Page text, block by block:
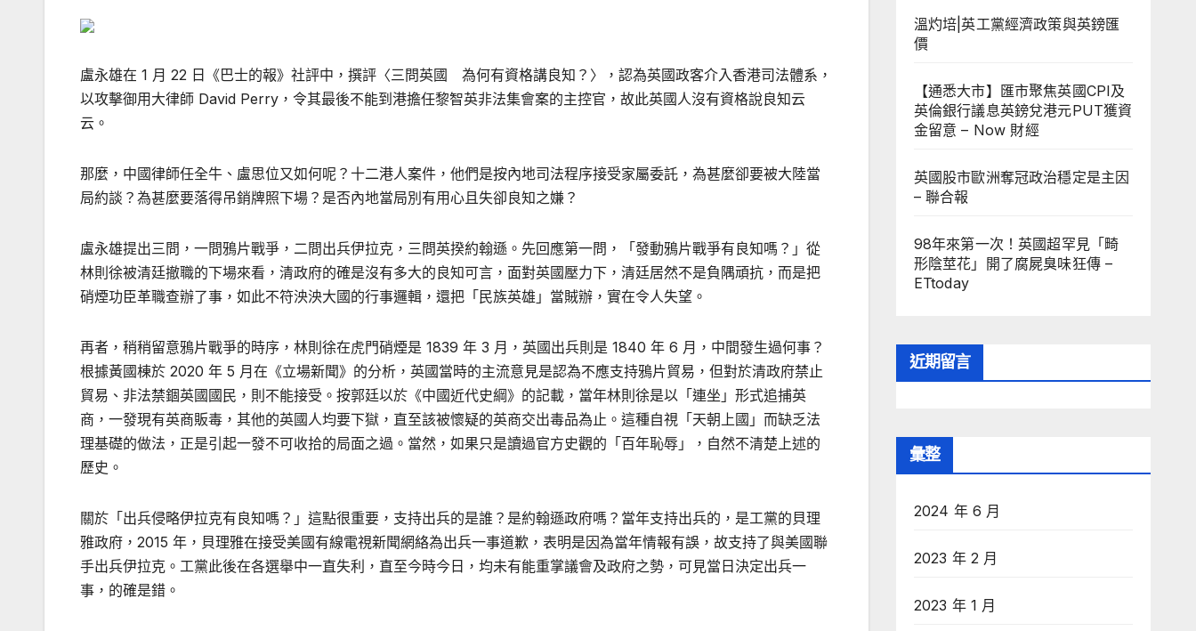
盧永雄在 1 月 22 日《巴士的報》社評中，撰評〈三問英國 為何有資格講良知？〉，認為英國政客介入香港司法體系，
以攻擊御用大律師 David Perry，令其最後不能到港擔任黎智英非法集會案的主控官，故此英國人沒有資格說良知云
云。
那麼，中國律師任全牛、盧思位又如何呢？十二港人案件，他們是按內地司法程序接受家屬委託，為甚麼卻要被大陸當
局約談？為甚麼要落得吊銷牌照下場？是否內地當局別有用心且失卻良知之嫌？
盧永雄提出三問，一問鴉片戰爭，二問出兵伊拉克，三問英揆約翰遜。先回應第一問，「發動鴉片戰爭有良知嗎？」從
林則徐被清廷撤職的下場來看，清政府的確是沒有多大的良知可言，面對英國壓力下，清廷居然不是負隅頑抗，而是把
硝煙功臣革職查辦了事，如此不符泱泱大國的行事邏輯，還把「民族英雄」當賊辦，實在令人失望。
再者，稍稍留意鴉片戰爭的時序，林則徐在虎門硝煙是 1839 年 3 月，英國出兵則是 1840 年 6 月，中間發生過何事？
根據黃國棟於 2020 年 5 月在《立場新聞》的分析，英國當時的主流意見是認為不應支持鴉片貿易，但對於清政府禁止
貿易、非法禁錮英國國民，則不能接受。按郭廷以於《中國近代史綱》的記載，當年林則徐是以「連坐」形式追捕英
商，一發現有英商販毒，其他的英國人均要下獄，直至該被懷疑的英商交出毒品為止。這種自視「天朝上國」而缺乏法
理基礎的做法，正是引起一發不可收拾的局面之過。當然，如果只是讀過官方史觀的「百年恥辱」，自然不清楚上述的
歷史。
關於「出兵侵略伊拉克有良知嗎？」這點很重要，支持出兵的是誰？是約翰遜政府嗎？當年支持出兵的，是工黨的貝理
雅政府，2015 年，貝理雅在接受美國有線電視新聞網絡為出兵一事道歉，表明是因為當年情報有誤，故支持了與美國聯
手出兵伊拉克。工黨此後在各選舉中一直失利，直至今時今日，均未有能重掌議會及政府之勢，可見當日決定出兵一
事，的確是錯。
溫灼培|英工黨經濟政策與英鎊匯
價
【通悉大市】匯市聚焦英國CPI及
英倫銀行議息英鎊兌港元PUT獲資
金留意 – Now 財經
英國股市歐洲奪冠政治穩定是主因
– 聯合報
98年來第一次！英國超罕見「畸
形陰莖花」開了腐屍臭味狂傳 –
ETtoday
近期留言
彙整
2024 年 6 月
2023 年 2 月
2023 年 1 月